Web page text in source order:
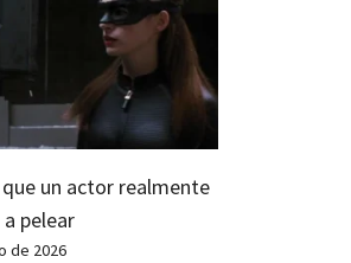
que un actor realmente
pelear
de 2026